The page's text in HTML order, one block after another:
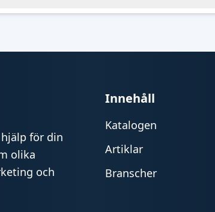
för din
olika
och
Innehåll
Katalogen
Artiklar
Branscher